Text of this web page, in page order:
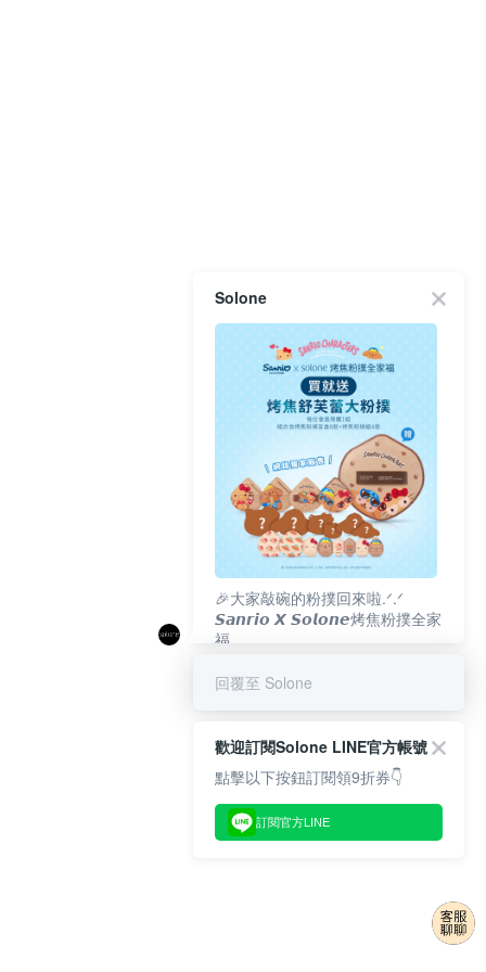
Solone
🎉大家敲碗的粉撲回來啦.ᐟ‪‪.ᐟ
𝙎𝙖𝙣𝙧𝙞𝙤 𝙓 𝙎𝙤𝙡𝙤𝙣𝙚烤焦粉撲全家
福
回覆至 Solone
歡迎訂閱Solone LINE官方帳號
點擊以下按鈕訂閱領9折券👇
訂閱官方LINE